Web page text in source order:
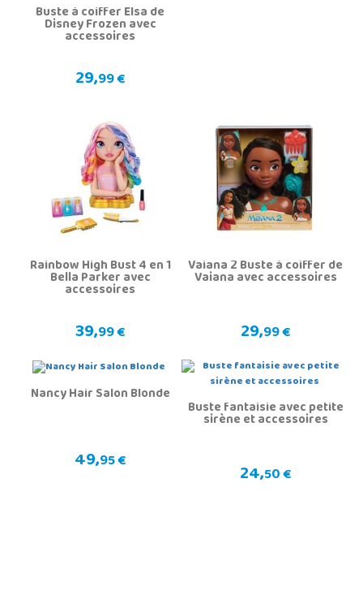
Buste à coiffer Elsa de
Disney Frozen avec
accessoires
29,99 €
Rainbow High Bust 4 en 1
Bella Parker avec
accessoires
39,99 €
Vaiana 2 Buste à coiffer de
Vaiana avec accessoires
29,99 €
Nancy Hair Salon Blonde
49,95 €
Buste fantaisie avec petite
sirène et accessoires
24,50 €